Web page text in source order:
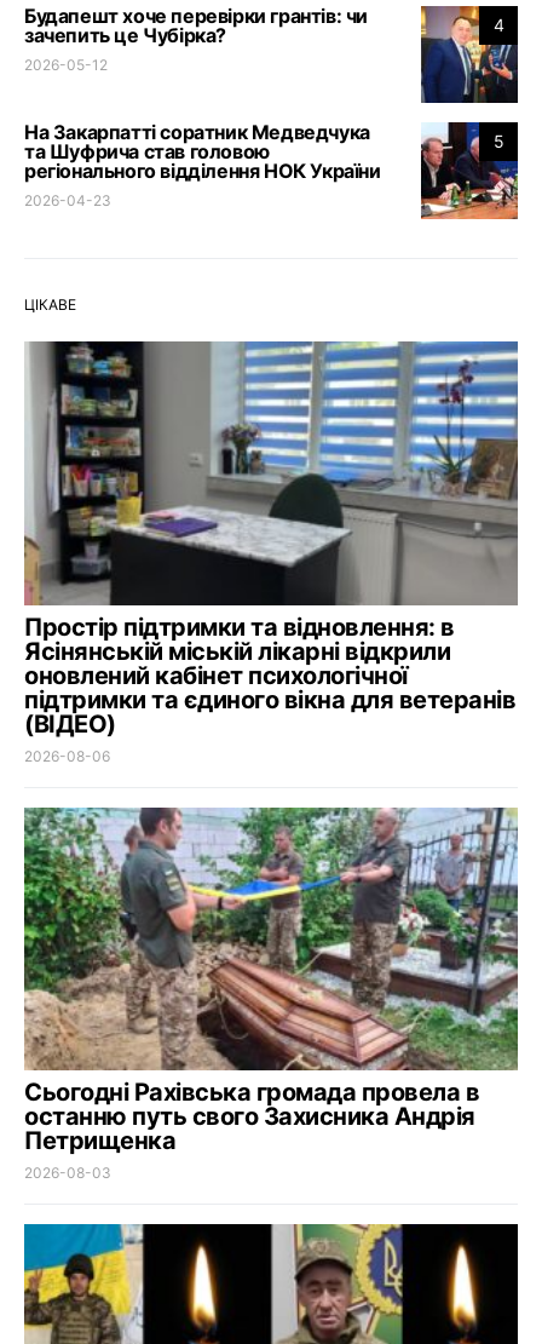
4
Будапешт хоче перевірки грантів: чи
зачепить це Чубірка?
2026-05-12
5
На Закарпатті соратник Медведчука
та Шуфрича став головою
регіонального відділення НОК України
2026-04-23
ЦІКАВЕ
Простір підтримки та відновлення: в
Ясінянській міській лікарні відкрили
оновлений кабінет психологічної
підтримки та єдиного вікна для ветеранів
(ВІДЕО)
2026-08-06
Сьогодні Рахівська громада провела в
останню путь свого Захисника Андрія
Петрищенка
2026-08-03